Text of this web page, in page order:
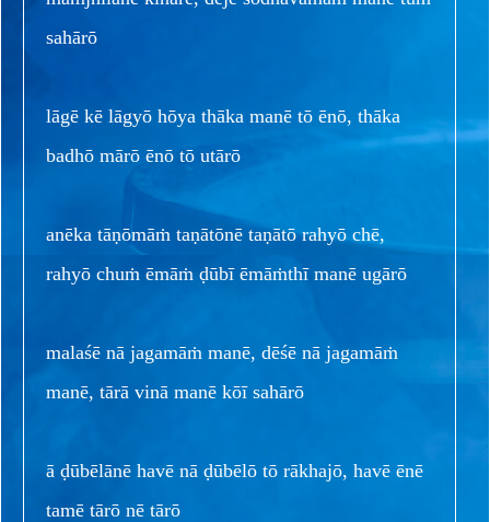
sahārō
lāgē kē lāgyō hōya thāka manē tō ēnō, thāka
badhō mārō ēnō tō utārō
anēka tāṇōmāṁ taṇātōnē taṇātō rahyō chē,
rahyō chuṁ ēmāṁ ḍūbī ēmāṁthī manē ugārō
malaśē nā jagamāṁ manē, dēśē nā jagamāṁ
manē, tārā vinā manē kōī sahārō
ā ḍūbēlānē havē nā ḍūbēlō tō rākhajō, havē ēnē
tamē tārō nē tārō